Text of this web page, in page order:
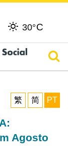
30°C
繁
简 PT
Agosto